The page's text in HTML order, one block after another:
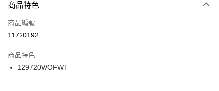
３．安心：先確認商品／服務後，再付款。
【「AFTEE先享後付」結帳流程】
１．於結帳方式選擇「AFTEE先享後付」後，將跳轉至「AFTEE先享後付」
２．訂單成立數日內，您將收到繳費通知簡訊。
３．收到繳費通知簡訊後14天內，點擊此簡訊中的連結，可透過四大超商／
ATM／網路銀行／等多元方式進行付款，方視為交易完成。
每筆NT$100，滿NT$1,500(含以上)免運費
宅配
每筆NT$100，滿NT$1,500(含以上)免運費
付款後門市自取
每筆NT$100，滿NT$1,500(含以上)免運費
商品特色
商品編號
11720192
商品特色
129720WOFWT